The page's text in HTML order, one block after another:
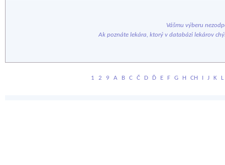
Vášmu výberu
Ak poznáte lekára, ktorý v databázi lekárov
1 2 9 A B C Č D Ď E F G H CH I J K L